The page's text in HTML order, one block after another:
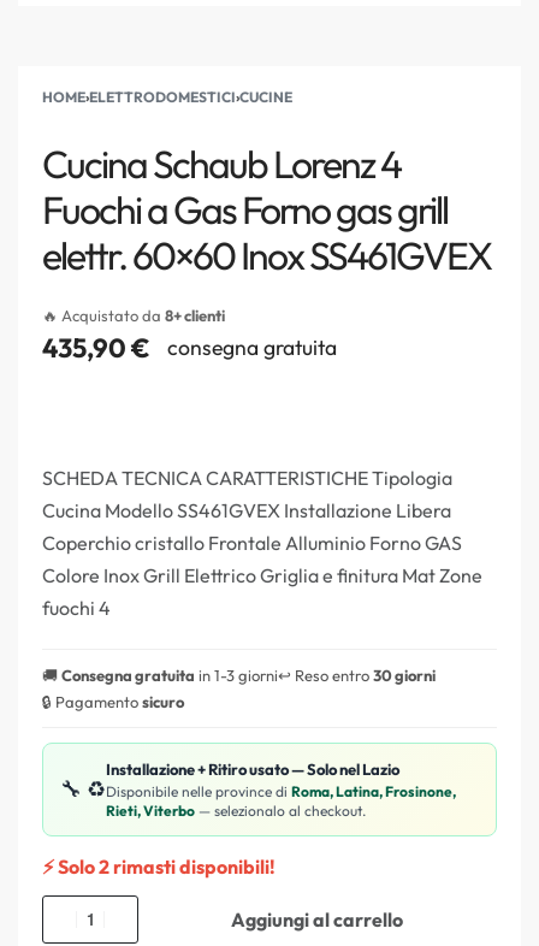
HOME›ELETTRODOMESTICI›CUCINE
Cucina Schaub Lorenz 4
Fuochi a Gas Forno gas grill
elettr. 60×60 Inox SS461GVEX
🔥 Acquistato da 8+ clienti
435,90€ consegna gratuita
SCHEDA TECNICA CARATTERISTICHE Tipologia
Cucina Modello SS461GVEX Installazione Libera
Coperchio cristallo Frontale Alluminio Forno GAS
Colore Inox Grill Elettrico Griglia e finitura Mat Zone
fuochi 4
🚚Consegna gratuita in 1-3 giorni↩️ Reso entro30 giorni
🔒 Pagamentosicuro
🔧 ♻️
Installazione + Ritiro usato — Solo nel Lazio
Disponibile nelle province di Roma, Latina, Frosinone,
Rieti, Viterbo — selezionalo al checkout.
⚡ Solo 2 rimasti disponibili!
Aggiungi al carrello